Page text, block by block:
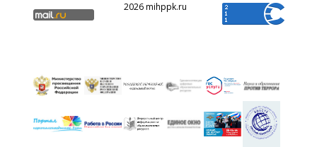
2026 mihppk.ru